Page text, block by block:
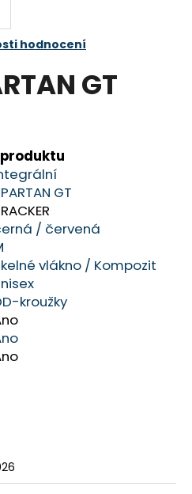
hodnocení
GT
GT
/ červená
vlákno / Kompozit
kroužky
A